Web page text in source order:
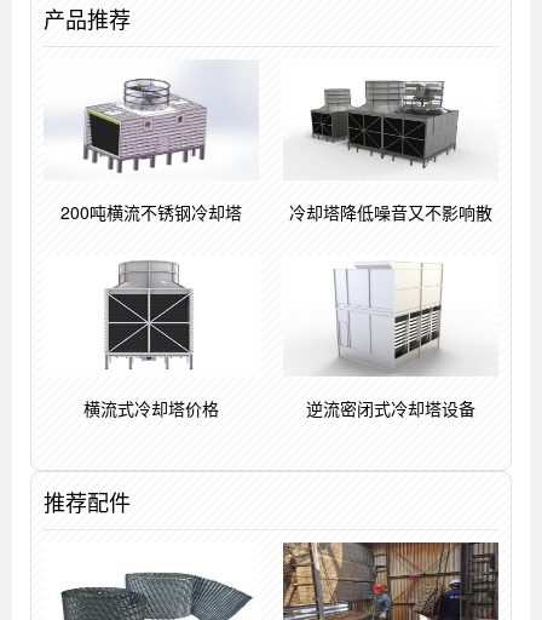
产品推荐
200吨横流不锈钢冷却塔 冷却塔降低噪音又不影响散
横流式冷却塔价格 逆流密闭式冷却塔设备
推荐配件